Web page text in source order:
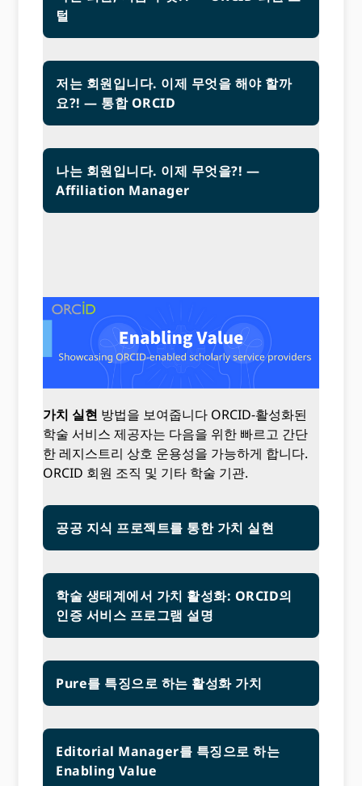
털
저는 회원입니다. 이제 무엇을 해야 할까
요?! — 통합 ORCID
나는 회원입니다. 이제 무엇을?! —
Affiliation Manager
가치 실현 방법을 보여줍니다 ORCID-활성화된
학술 서비스 제공자는 다음을 위한 빠르고 간단
한 레지스트리 상호 운용성을 가능하게 합니다.
ORCID 회원 조직 및 기타 학술 기관.
공공 지식 프로젝트를 통한 가치 실현
학술 생태계에서 가치 활성화: ORCID의
인증 서비스 프로그램 설명
Pure를 특징으로 하는 활성화 가치
Editorial Manager를 특징으로 하는
Enabling Value